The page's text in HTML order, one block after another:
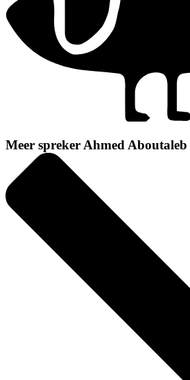
Meer spreker Ahmed Aboutaleb